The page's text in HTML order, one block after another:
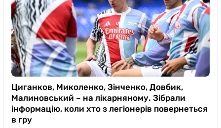
Циганков, Миколенко, Зінченко, Довбик,
Малиновський – на лікарняному. Зібрали
інформацію, коли хто з легіонерів повернеться
в гру